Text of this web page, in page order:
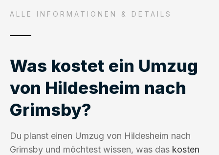
ALLE INFORMATIONEN & DETAILS
Was kostet ein Umzug
von Hildesheim nach
Grimsby?
Du planst einen Umzug von Hildesheim nach
Grimsby und möchtest wissen, was das kosten